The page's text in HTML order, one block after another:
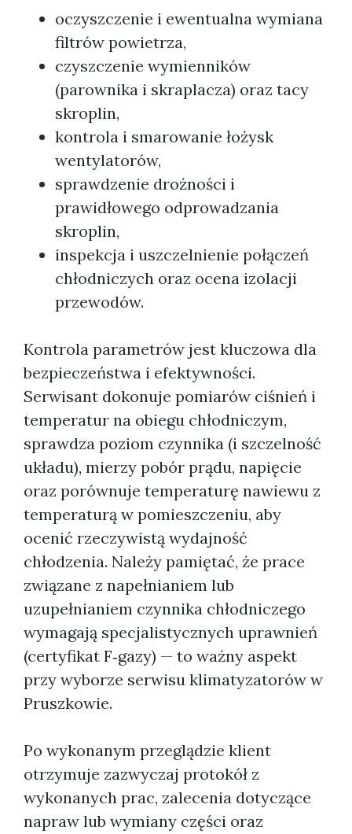
oczyszczenie i ewentualna wymiana
filtrów powietrza,
czyszczenie wymienników
(parownika i skraplacza) oraz tacy
skroplin,
kontrola i smarowanie łożysk
wentylatorów,
sprawdzenie drożności i
prawidłowego odprowadzania
skroplin,
inspekcja i uszczelnienie połączeń
chłodniczych oraz ocena izolacji
przewodów.
Kontrola parametrów jest kluczowa dla
bezpieczeństwa i efektywności.
Serwisant dokonuje pomiarów ciśnień i
temperatur na obiegu chłodniczym,
sprawdza poziom czynnika (i szczelność
układu), mierzy pobór prądu, napięcie
oraz porównuje temperaturę nawiewu z
temperaturą w pomieszczeniu, aby
ocenić rzeczywistą wydajność
chłodzenia. Należy pamiętać, że prace
związane z napełnianiem lub
uzupełnianiem czynnika chłodniczego
wymagają specjalistycznych uprawnień
(certyfikat F‑gazy) — to ważny aspekt
przy wyborze serwisu klimatyzatorów w
Pruszkowie.
Po wykonanym przeglądzie klient
otrzymuje zazwyczaj protokół z
wykonanych prac, zalecenia dotyczące
napraw lub wymiany części oraz